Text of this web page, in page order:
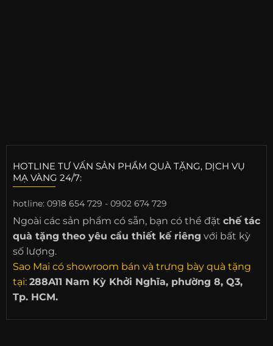
HOTLINE TƯ VẤN SẢN PHẨM QUÀ TẶNG, DỊCH VỤ
MẠ VÀNG 24/7:
hotline: 0918 654 729 - 0902 674 729
Ngoài các sản phẩm có sẵn, bạn có thể đặt chế tác
quà tặng theo yêu cầu thiết kế riêng với bất kỳ
số lượng.
Sao Mai có showroom bán và trưng bày quà tặng
tại: 288A11 Nam Kỳ Khởi Nghĩa, phường 8, Q3,
Tp. HCM.